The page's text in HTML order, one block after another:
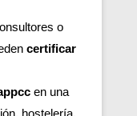
o
certificar
en una